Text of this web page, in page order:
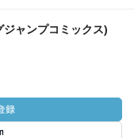
ャンプコミックス)